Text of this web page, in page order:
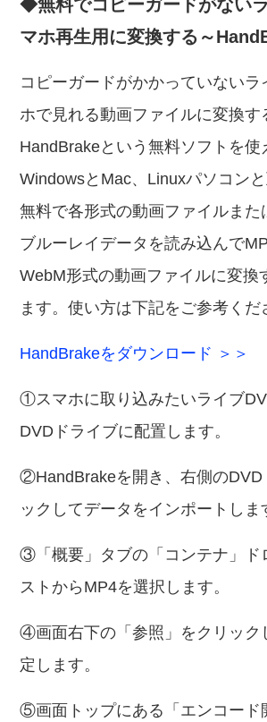
◆無料でコピーガードがない
マホ再生用に変換する～
コピーガードがかかっていないラ
ホで見れる動画ファイルに変換す
HandBrakeという無料ソフトを使
WindowsとMac、Linuxパソコンと
無料で各形式の動画ファイルまた
ブルーレイデータを読み込んで
WebM形式の動画ファイルに変換
ます。使い方は下記をご参考くだ
HandBrakeをダウンロード ＞＞
①スマホに取り込みたいライブ
DVDドライブに配置します。
②HandBrakeを開き、右側のDVD
ックしてデータをインポートしま
③「概要」タブの「コンテナ」ド
ストからMP4を選択します。
④画面右下の「参照」をクリック
定します。
⑤画面トップにある「エンコード